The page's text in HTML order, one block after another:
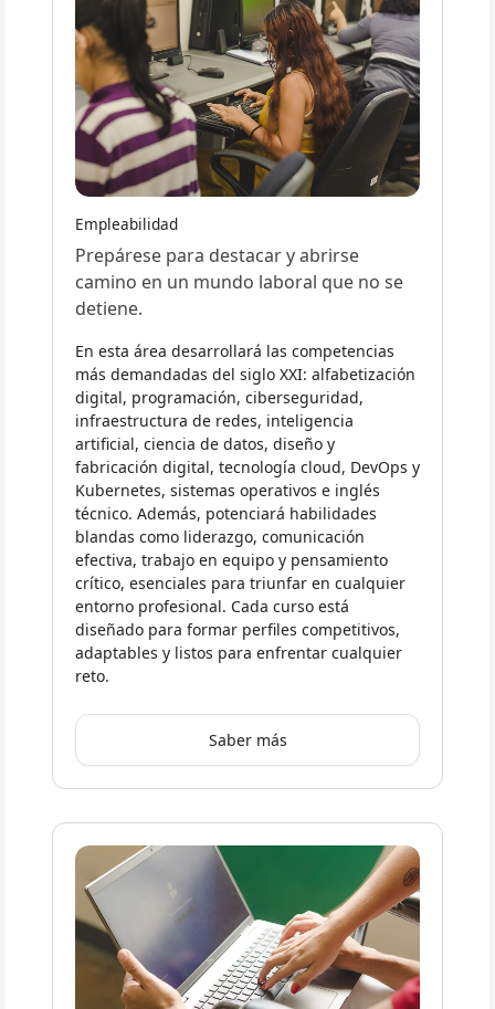
Empleabilidad
Prepárese para destacar y abrirse
camino en un mundo laboral que no se
detiene.
En esta área desarrollará las competencias
más demandadas del siglo XXI: alfabetización
digital, programación, ciberseguridad,
infraestructura de redes, inteligencia
artificial, ciencia de datos, diseño y
fabricación digital, tecnología cloud, DevOps y
Kubernetes, sistemas operativos e inglés
técnico. Además, potenciará habilidades
blandas como liderazgo, comunicación
efectiva, trabajo en equipo y pensamiento
crítico, esenciales para triunfar en cualquier
entorno profesional. Cada curso está
diseñado para formar perfiles competitivos,
adaptables y listos para enfrentar cualquier
reto.
Saber más